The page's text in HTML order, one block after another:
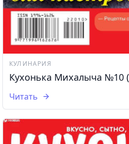
КУЛИНАРИЯ
Кухонька Михалыча №10
Читать